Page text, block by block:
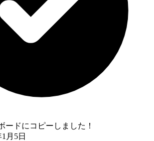
ードにコピーしました！
月5日